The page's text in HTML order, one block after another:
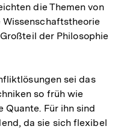
die Themen von
der Philosophie
sei das
so früh wie
Für ihn sind
da sie sich flexibel